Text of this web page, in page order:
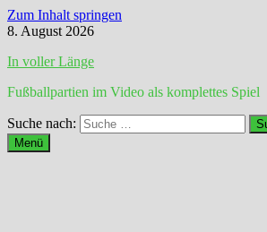
Zum Inhalt springen
8. August 2026
In voller Länge
Fußballpartien im Video als komplettes Spiel
Suche nach:
Menü